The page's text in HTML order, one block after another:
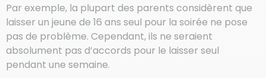
Par exemple, la plupart des parents considèrent que
laisser un jeune de 16 ans seul pour la soirée ne pose
pas de problème. Cependant, ils ne seraient
absolument pas d’accords pour le laisser seul
pendant une semaine.